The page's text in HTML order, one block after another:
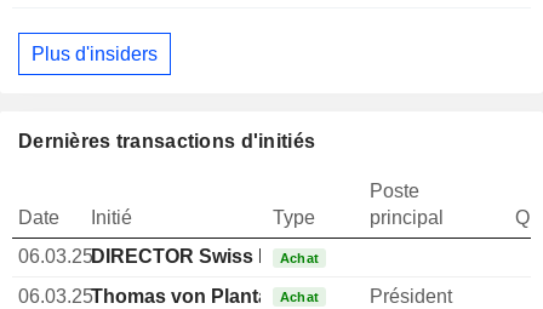
Plus d'insiders
Dernières transactions d'initiés
Date Initié Type
Poste
principal
06.03.25DIRECTOR Swiss Non EXECUTIVE
Achat
06.03.25Thomas von Planta Achat Président